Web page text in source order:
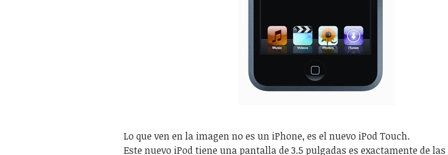
Lo que ven en la imagen no es un iPhone, es el nuevo iPod Touch.
Este nuevo iPod tiene una pantalla de 3.5 pulgadas es exactamente de